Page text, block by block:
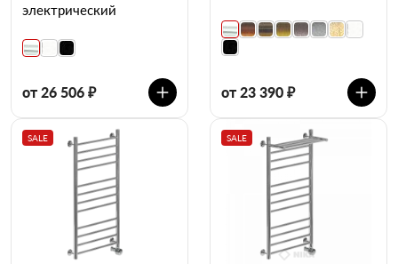
электрический
от 26 506 ₽ от 23 390 ₽
SALE SALE